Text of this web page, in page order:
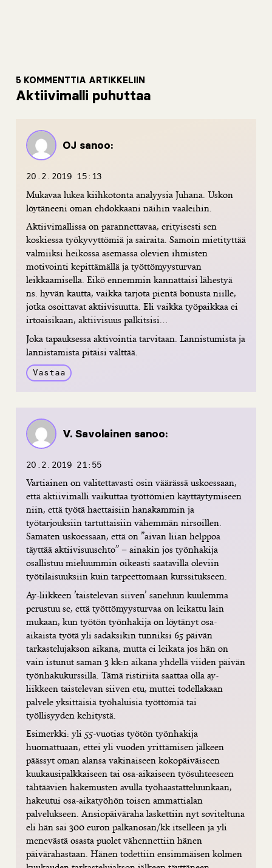
5 KOMMENTTIA ARTIKKELIIN
Aktiivimalli puhuttaa
OJ sanoo:
20.2.2019 15:13
Mukavaa lukea kiihkotonta analyysia Juhana. Uskon
löytäneeni oman ehdokkaani näihin vaaleihin.
Aktiivimallissa on parannettavaa, erityisesti sen
koskiessa työkyvyttömiä ja sairaita. Samoin mietityttää
valmiiksi heikossa asemassa olevien ihmisten
motivointi kepittämällä ja työttömyysturvan
leikkaamisella. Eikö ennemmin kannattaisi lähestyä
ns. hyvän kautta, vaikka tarjota pientä bonusta niille,
jotka osoittavat aktiivisuutta. Eli vaikka työpaikkaa ei
irtoaisikaan, aktiivisuus palkitsisi…
Joka tapauksessa aktivointia tarvitaan. Lannistumista ja
lannistamista pitäisi välttää.
Vastaa
V. Savolainen sanoo:
20.2.2019 21:55
Vartiainen on valitettavasti osin väärässä uskoessaan,
että aktiivimalli vaikuttaa työttömien käyttäytymiseen
niin, että työtä haettaisiin hanakammin ja
työtarjouksiin tartuttaisiin vähemmän nirsoillen.
Samaten uskoessaan, että on ”aivan liian helppoa
täyttää aktiivisuusehto” – ainakin jos työnhakija
osallistuu mieluummin oikeasti saatavilla oleviin
työtilaisuuksiin kuin tarpeettomaan kurssitukseen.
Ay-liikkeen ’taistelevan siiven’ saneluun kuulemma
perustuu se, että työttömyysturvaa on leikattu lain
mukaan, kun työtön työnhakija on löytänyt osa-
aikaista työtä yli sadaksikin tunniksi 65 päivän
tarkastelujakson aikana, mutta ei leikata jos hän on
vain istunut saman 3 kk:n aikana yhdellä viiden päivän
työnhakukurssilla. Tämä ristiriita saattaa olla ay-
liikkeen taistelevan siiven etu, muttei todellakaan
palvele yksittäisiä työhaluisia työttömiä tai
työllisyyden kehitystä.
Esimerkki: yli 55-vuotias työtön työnhakija
huomattuaan, ettei yli vuoden yrittämisen jälkeen
päässyt oman alansa vakinaiseen kokopäiväiseen
kuukausipalkkaiseen tai osa-aikaiseen työsuhteeseen
tähtäävien hakemusten avulla työhaastatteluunkaan,
hakeutui osa-aikatyöhön toisen ammattialan
palvelukseen. Ansiopäiväraha laskettiin nyt soviteltuna
eli hän sai 300 euron palkanosan/kk itselleen ja yli
menevästä osasta puolet vähennettiin hänen
päivärahastaan. Hänen todettiin ensimmäisen kolmen